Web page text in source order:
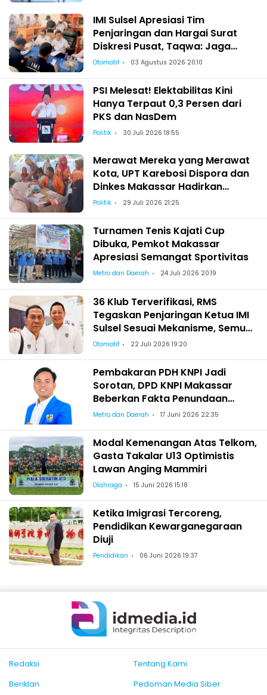
IMI Sulsel Apresiasi Tim
Penjaringan dan Hargai Surat
Diskresi Pusat, Taqwa: Jaga
Kekeluargaan-Kebersamaan
Otomotif 03 Agustus 2026 20:10
PSI Melesat! Elektabilitas Kini
Hanya Terpaut 0,3 Persen dari
PKS dan NasDem
Politik 30 Juli 2026 18:55
Merawat Mereka yang Merawat
Kota, UPT Karebosi Dispora dan
Dinkes Makassar Hadirkan
Pemeriksaan Kesehatan bagi
Politik 29 Juli 2026 21:25
Turnamen Tenis Kajati Cup
Dibuka, Pemkot Makassar
Apresiasi Semangat Sportivitas
Metro dan Daerah 24 Juli 2026 20:19
36 Klub Terverifikasi, RMS
Tegaskan Penjaringan Ketua IMI
Sulsel Sesuai Mekanisme, Semua
Berhak Maju!
Otomotif 22 Juli 2026 19:20
Pembakaran PDH KNPI Jadi
Sorotan, DPD KNPI Makassar
Beberkan Fakta Penundaan
Pelantikan Wajo
Metro dan Daerah 17 Juni 2026 22:35
Modal Kemenangan Atas Telkom,
Gasta Takalar U13 Optimistis
Lawan Anging Mammiri
Olahraga 15 Juni 2026 15:18
Ketika Imigrasi Tercoreng,
Pendidikan Kewarganegaraan
Diuji
Pendidikan 06 Juni 2026 19:37
Redaksi
Tentang Kami
Beriklan
Pedoman Media Siber